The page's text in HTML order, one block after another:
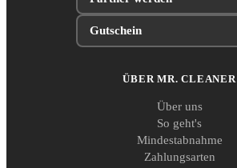
Gutschein
ÜBER MR. CLEANER
Über uns
So geht's
Mindestabnahme
Zahlungsarten